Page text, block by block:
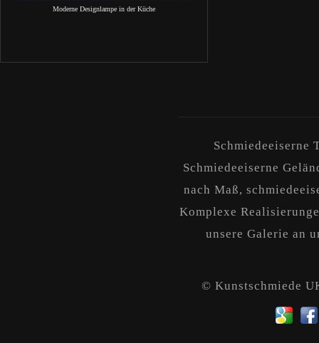
Moderne Designlampe in der Küche
Schmiedeeiserne
Schmiedeeiserne
nach Maß,
Komplexe
unsere Galerie an
© Kunstschmiede